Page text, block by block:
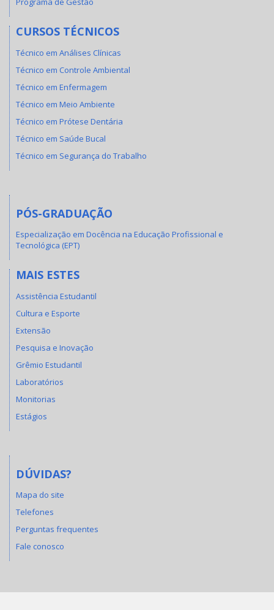
CURSOS TÉCNICOS
Técnico em Análises Clínicas
Técnico em Controle Ambiental
Técnico em Enfermagem
Técnico em Meio Ambiente
Técnico em Prótese Dentária
Técnico em Saúde Bucal
Técnico em Segurança do Trabalho
PÓS-GRADUAÇÃO
Especialização em Docência na Educação Profissional e
Tecnológica (EPT)
MAIS ESTES
Assistência Estudantil
Cultura e Esporte
Extensão
Pesquisa e Inovação
Grêmio Estudantil
Laboratórios
Monitorias
Estágios
DÚVIDAS?
Mapa do site
Telefones
Perguntas frequentes
Fale conosco